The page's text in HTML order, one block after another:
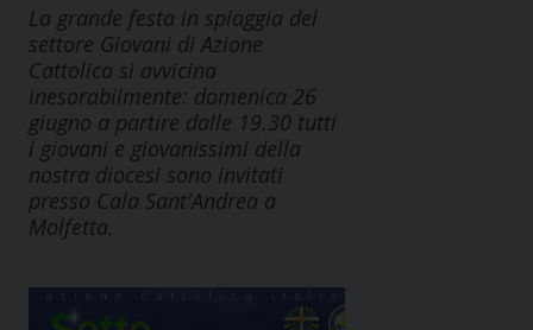
La grande festa in spiaggia del
settore Giovani di Azione
Cattolica si avvicina
inesorabilmente: domenica 26
giugno a partire dalle 19.30 tutti
i giovani e giovanissimi della
nostra diocesi sono invitati
presso Cala Sant'Andrea a
Molfetta.